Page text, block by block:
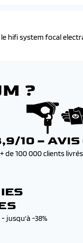
hifi system focal
?
10 –
+ de 100 000 clients
jusqu'à -38%